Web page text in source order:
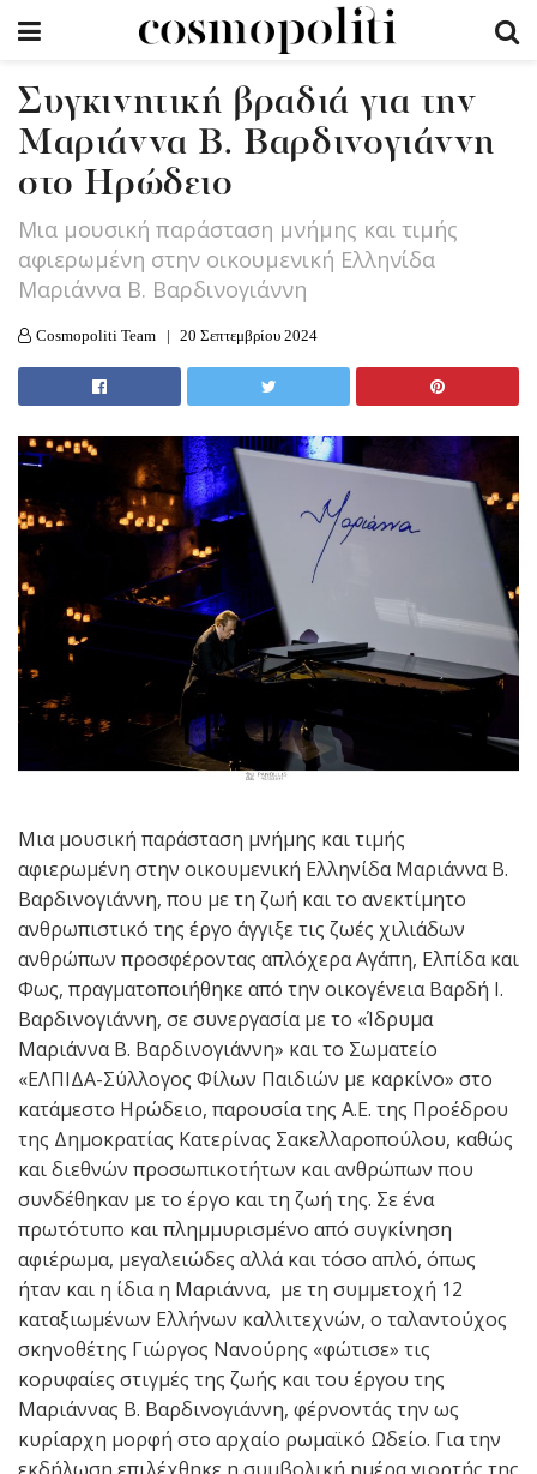
Συγκινητική βραδιά για την
Μαριάννα Β. Βαρδινογιάννη
στο Ηρώδειο
Μια μουσική παράσταση μνήμης και τιμής
αφιερωμένη στην οικουμενική Ελληνίδα
Μαριάννα Β. Βαρδινογιάννη
Cosmopoliti Team 20 Σεπτεμβρίου 2024
Μια μουσική παράσταση μνήμης και τιμής
αφιερωμένη στην οικουμενική Ελληνίδα Μαριάννα Β.
Βαρδινογιάννη, που με τη ζωή και το ανεκτίμητο
ανθρωπιστικό της έργο άγγιξε τις ζωές χιλιάδων
ανθρώπων προσφέροντας απλόχερα Αγάπη, Ελπίδα και
Φως, πραγματοποιήθηκε από την οικογένεια Βαρδή Ι.
Βαρδινογιάννη, σε συνεργασία με το «Ίδρυμα
Μαριάννα Β. Βαρδινογιάννη» και το Σωματείο
«ΕΛΠΙΔΑ-Σύλλογος Φίλων Παιδιών με καρκίνο» στο
κατάμεστο Ηρώδειο, παρουσία της Α.Ε. της Προέδρου
της Δημοκρατίας Κατερίνας Σακελλαροπούλου, καθώς
και διεθνών προσωπικοτήτων και ανθρώπων που
συνδέθηκαν με το έργο και τη ζωή της. Σε ένα
πρωτότυπο και πλημμυρισμένο από συγκίνηση
αφιέρωμα, μεγαλειώδες αλλά και τόσο απλό, όπως
ήταν και η ίδια η Μαριάννα, με τη συμμετοχή 12
καταξιωμένων Ελλήνων καλλιτεχνών, ο ταλαντούχος
σκηνοθέτης Γιώργος Νανούρης «φώτισε» τις
κορυφαίες στιγμές της ζωής και του έργου της
Μαριάννας Β. Βαρδινογιάννη, φέρνοντάς την ως
κυρίαρχη μορφή στο αρχαίο ρωμαϊκό Ωδείο. Για την